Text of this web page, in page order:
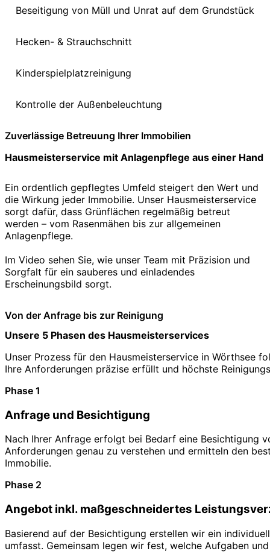
Beseitigung von Müll und Unrat auf dem Grundstück
Hecken- & Strauchschnitt
Kinderspielplatzreinigung
Kontrolle der Außenbeleuchtung
Zuverlässige Betreuung Ihrer Immobilien
Hausmeisterservice mit Anlagenpflege aus einer Hand
Ein ordentlich gepflegtes Umfeld steigert den Wert und
die Wirkung jeder Immobilie. Unser Hausmeisterservice
sorgt dafür, dass Grünflächen regelmäßig betreut
werden – vom Rasenmähen bis zur allgemeinen
Anlagenpflege.
Im Video sehen Sie, wie unser Team mit Präzision und
Sorgfalt für ein sauberes und einladendes
Erscheinungsbild sorgt.
Von der Anfrage bis zur Reinigung
Unsere 5 Phasen des Hausmeisterservices
Unser Prozess für den Hausmeisterservice in Wörthsee
Ihre Anforderungen präzise erfüllt und höchste
Phase 1
Anfrage und Besichtigung
Nach Ihrer Anfrage erfolgt bei Bedarf eine Besichtigung
Anforderungen genau zu verstehen und ermitteln den
Immobilie.
Phase 2
Angebot inkl. maßgeschneidertes
Basierend auf der Besichtigung erstellen wir ein
umfasst. Gemeinsam legen wir fest, welche Aufgaben